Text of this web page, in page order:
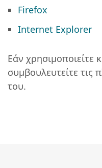
Firefox
Internet Explorer
Εάν χρησιμοποιείτε
συμβουλευτείτε
του.